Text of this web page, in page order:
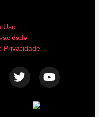
Uso
Privacidade